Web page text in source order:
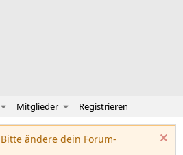
Mitglieder Registrieren
ändere dein Forum-